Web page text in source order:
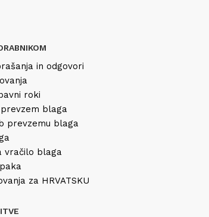
in odgovori
roki
blaga
prevzemu blaga
vračilo blaga
za HRVATSKU